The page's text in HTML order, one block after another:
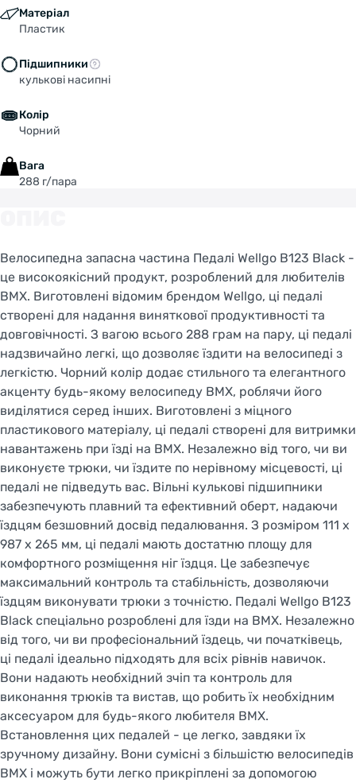
• Вага: 288 г/пара.
Бренд: Wellgo
Колір: Чорний
Матеріал
Пластик
Підшипники
кулькові насипні
Колір
Чорний
Вага
288 г/пара
Велосипедна запасна частина Педалі Wellgo B123 Black -
це високоякісний продукт, розроблений для любителів
BMX. Виготовлені відомим брендом Wellgo, ці педалі
створені для надання виняткової продуктивності та
довговічності. З вагою всього 288 грам на пару, ці педалі
надзвичайно легкі, що дозволяє їздити на велосипеді з
легкістю. Чорний колір додає стильного та елегантного
акценту будь-якому велосипеду BMX, роблячи його
виділятися серед інших. Виготовлені з міцного
пластикового матеріалу, ці педалі створені для витримки
навантажень при їзді на BMX. Незалежно від того, чи ви
виконуєте трюки, чи їздите по нерівному місцевості, ці
педалі не підведуть вас. Вільні кулькові підшипники
забезпечують плавний та ефективний оберт, надаючи
їздцям безшовний досвід педалювання. З розміром 111 x
987 x 265 мм, ці педалі мають достатню площу для
комфортного розміщення ніг їздця. Це забезпечує
максимальний контроль та стабільність, дозволяючи
їздцям виконувати трюки з точністю. Педалі Wellgo B123
Black спеціально розроблені для їзди на BMX. Незалежно
від того, чи ви професіональний їздець, чи початківець,
ці педалі ідеально підходять для всіх рівнів навичок.
Вони надають необхідний зчіп та контроль для
виконання трюків та вистав, що робить їх необхідним
аксесуаром для будь-якого любителя BMX.
Встановлення цих педалей - це легко, завдяки їх
зручному дизайну. Вони сумісні з більшістю велосипедів
BMX і можуть бути легко прикріплені за допомогою